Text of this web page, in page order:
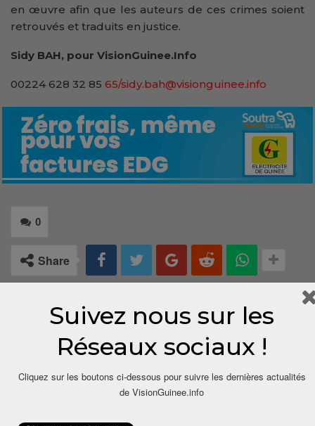
en œuvre afin que les auteurs de ces crimes soient
retrouvés et traduits en justice.
Sidy BAH, pour VisionGuinee.Info
00224 628 32 85 65/sidy.bah@visionguinee.info
0
Share
LAISSER UN COMMENTAIRE
Suivez nous sur les
Réseaux sociaux !
Cliquez sur les boutons ci-dessous pour suivre les dernières actualités
de VisionGuinee.info